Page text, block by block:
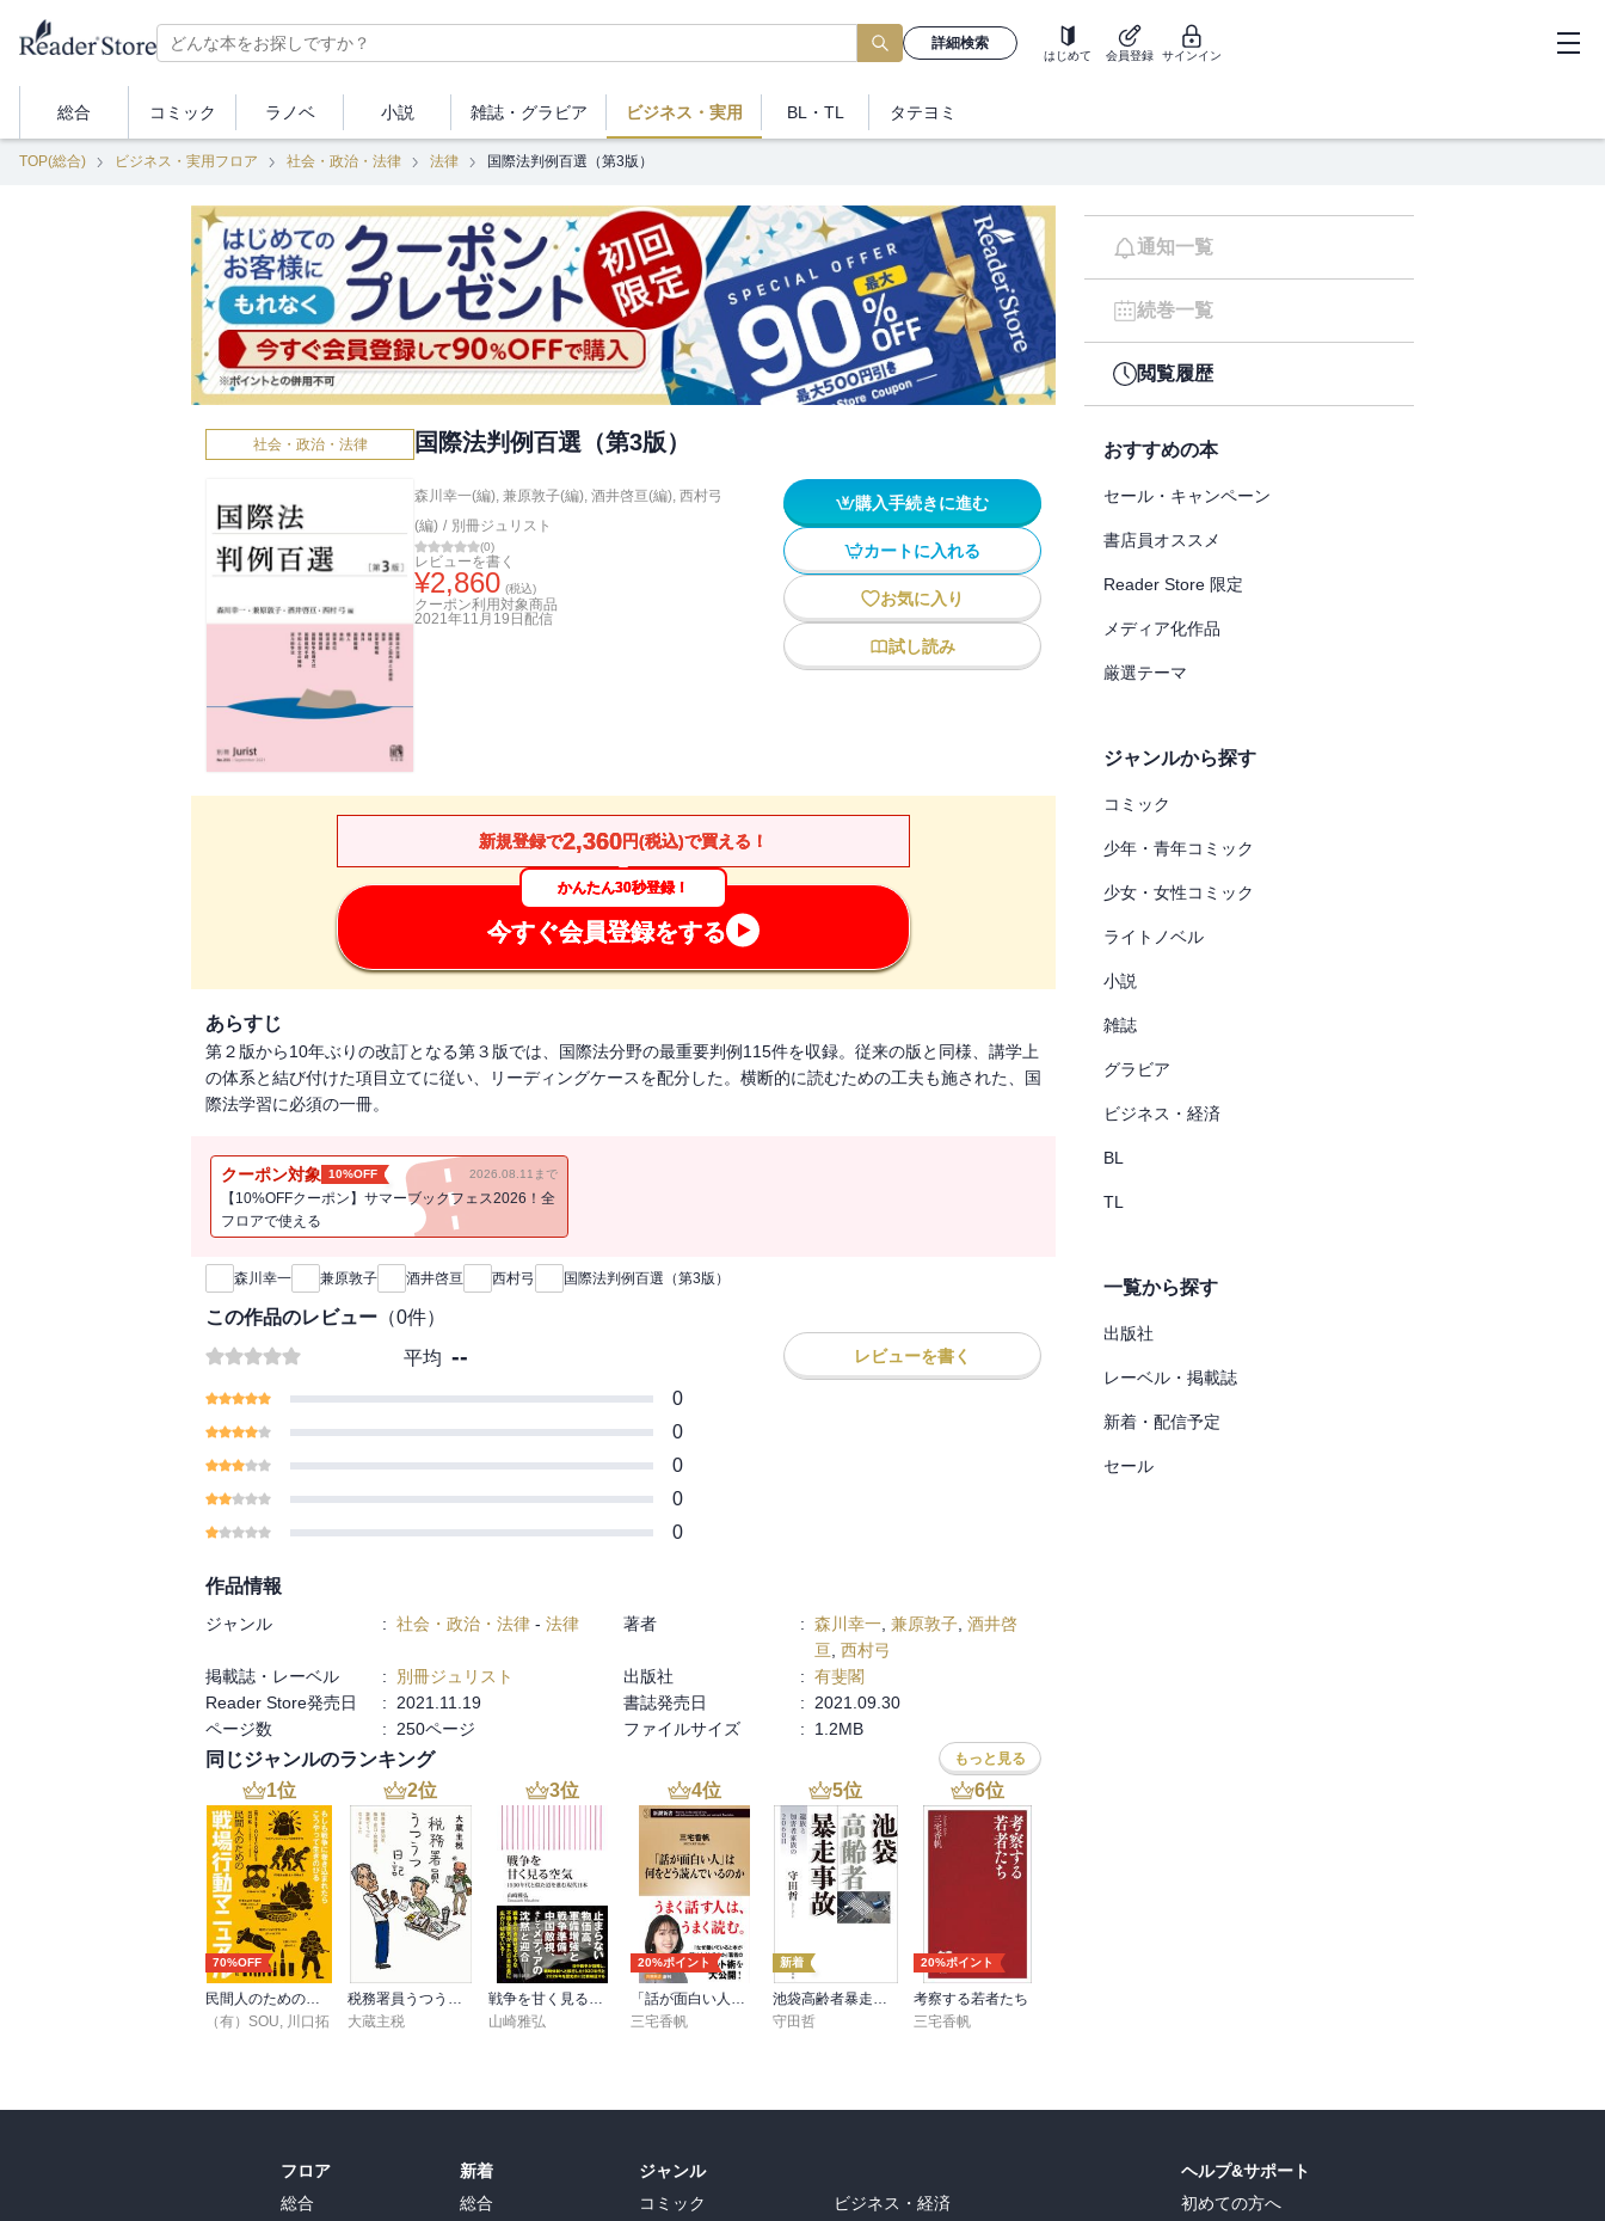
詳細検索
はじめて 会員登録 サインイン
総合 コミック ラノベ 小説 雑誌・ グラビア ビジネス ・実用 BL・TL タテヨミ
TOP(総合) ビジネス・実用フロア 社会・政治・法律 法律 国際法判例百選（第3版）
社会・政治・法律 国際法判例百選（第3版）
森川幸一(編), 兼原敦子(編), 酒井啓亘(編), 西村弓
(編) / 別冊ジュリスト
(0)
レビューを書く
¥2,860 (税込)
クーポン利用対象商品
2021年11月19日 配信
購入手続きに進む
カートに入れる
お気に入り
試し読み
新規登録で2,360円(税込)で買える！
かんたん30秒登録！
今すぐ会員登録をする
あらすじ
第２版から10年ぶりの改訂となる第３版では、国際法分野の最重要判例115件を収録。従来の版と同様、講学上
の体系と結び付けた項目立てに従い、リーディングケースを配分した。横断的に読むための工夫も施された、国
際法学習に必須の一冊。
クーポン対象 10%OFF 2026.08.11まで
【10%OFFクーポン】サマーブックフェス2026！全
フロアで使える
新刊通知
森川幸一 兼原敦子 酒井啓亘 西村弓 国際法判例百選（第3版）
この作品のレビュー （0件）
平均 -- レビューを書く
0
0
0
0
0
作品情報
ジャンル : 社会・政治・法律 - 法律 著者 : 森川幸一 兼原敦子 酒井啓
亘 西村弓
掲載誌・レーベル
: 別冊ジュリスト 出版社 : 有斐閣
Reader Store発売日
: 2021.11.19 書誌発売日 :
2021.09.30
ページ数
: 250ページ ファイルサイズ : 1.2MB
同じジャンルのランキング もっと見る
1位
70%OFF
民間人のための戦場行動マニュアル
（有）SOU, 川口拓
2位
税務署員うつうつ日記
大蔵主税
3位
戦争を甘く見る空気 1930年代と似た道を進む現代日本
山崎雅弘
4位
20%ポイント
「話が面白い人」は何をどう読んでいるのか（新潮新書）
三宅香帆
5位
新着
池袋高齢者暴走事故 遺族と加害者家族の2060日
守田哲
6位
20%ポイント
考察する若者たち
三宅香帆
通知一覧
続巻一覧
閲覧履歴
おすすめの本
セール・キャンペーン
書店員オススメ
Reader Store 限定
メディア化作品
厳選テーマ
ジャンルから探す
コミック
少年・青年コミック
少女・女性コミック
ライトノベル
小説
雑誌
グラビア
ビジネス・経済
BL
TL
一覧から探す
出版社
レーベル・掲載誌
新着・配信予定
セール
フロア
総合
新着
総合
ジャンル
コミック
ビジネス・経済
ヘルプ&サポート
初めての方へ